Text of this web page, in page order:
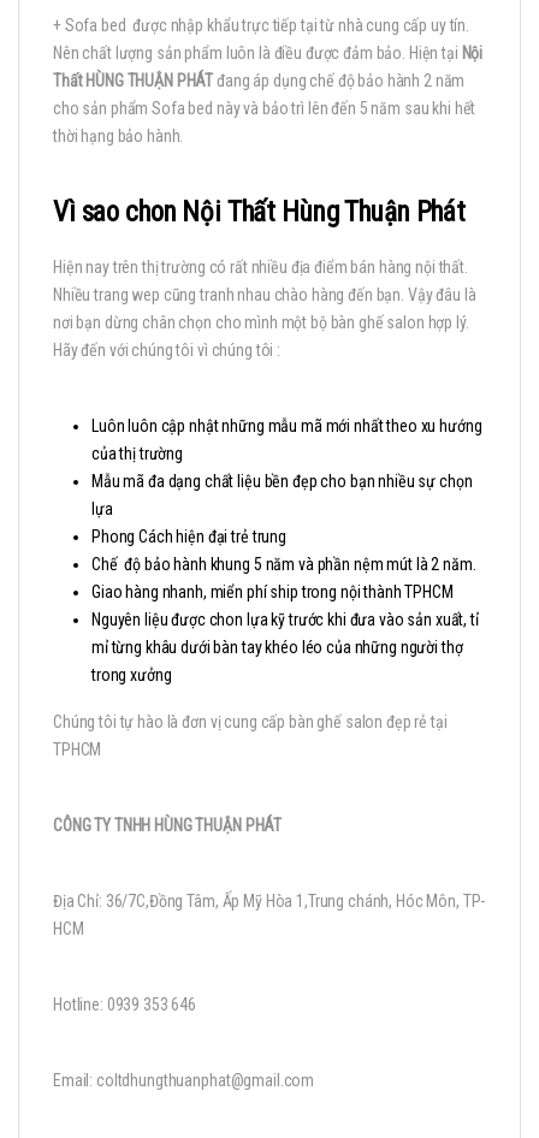
+ Sofa bed được nhập khẩu trực tiếp tại từ nhà cung cấp uy tín.
Nên chất lượng sản phẩm luôn là điều được đảm bảo. Hiện tại Nội
Thất HÙNG THUẬN PHÁTđang áp dụng chế độ bảo hành 2 năm
cho sản phẩm Sofa bed này và bảo trì lên đến 5 năm sau khi hết
thời hạng bảo hành.
Vì sao chon Nội Thất Hùng Thuận Phát
Hiện nay trên thị trường có rất nhiều địa điểm bán hàng nội thất.
Nhiều trang wep cũng tranh nhau chào hàng đến bạn. Vậy đâu là
nơi bạn dừng chân chọn cho mình một bộ bàn ghế salon hợp lý.
Hãy đến với chúng tôi vì chúng tôi :
Luôn luôn cập nhật những mẫu mã mới nhất theo xu hướng
của thị trường
Mẫu mã đa dạng chất liệu bền đẹp cho bạn nhiều sự chọn
lựa
Phong Cách hiện đại trẻ trung
Chế độ bảo hành khung 5 năm và phần nệm mút là 2 năm.
Giao hàng nhanh, miển phí ship trong nội thành TPHCM
Nguyên liệu được chon lựa kỹ trước khi đưa vào sản xuất, tỉ
mỉ từng khâu dưới bàn tay khéo léo của những người thợ
trong xưởng
Chúng tôi tự hào là đơn vị cung cấp bàn ghế salon đẹp rẻ tại
TPHCM
CÔNG TY TNHH HÙNG THUẬN PHÁT
Địa Chỉ: 36/7C,Đồng Tâm, Ấp Mỹ Hòa 1,Trung chánh, Hóc Môn, TP-
HCM
Hotline: 0939 353 646
Email: coltdhungthuanphat@gmail.com